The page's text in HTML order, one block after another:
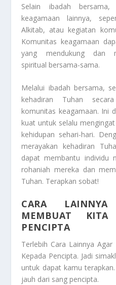
Selain ibadah
keagamaan lainnya,
Alkitab, atau kegiatan
Komunitas keagamaan
yang mendukung dan
spiritual bersama-sama.
Melalui ibadah bersama,
kehadiran Tuhan
komunitas keagamaan. Ini
kuat untuk selalu
kehidupan sehari-hari.
merayakan kehadiran
dapat membantu individu
rohaniah mereka dan
Tuhan. Terapkan sobat!
CARA
MEMBUAT
PENCIPTA
Terlebih Cara Lainnya
Kepada Pencipta. Jadi
untuk dapat kamu
jauh dari sang pencipta.